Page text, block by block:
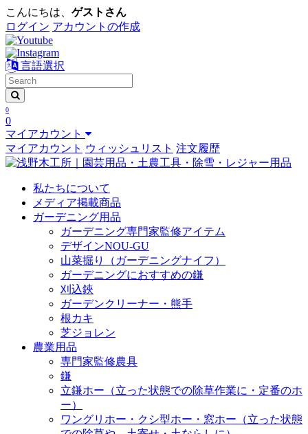
こんにちは、 ゲストさん
ログイン アカウントの作成
言語選択
0
0
マイアカウント
マイアカウント ウィッシュリスト 注文履歴
私たちについて
メディア掲載商品
ガーデニング用品
ガーデニング専門家監修アイテム
デザインNOU-GU
山菜掘り（ガーデニングナイフ）
ガーデニングにおすすめの鎌
刈込鋏
ガーデンクリーナー・熊手
根カキ
芝ジョレン
農業用品
専門家監修農具
鎌
立鎌ホー（立った状態での除草作業に・定番のホ
ー）
ワングリホー・クシ型ホー・窓ホー（立った状態